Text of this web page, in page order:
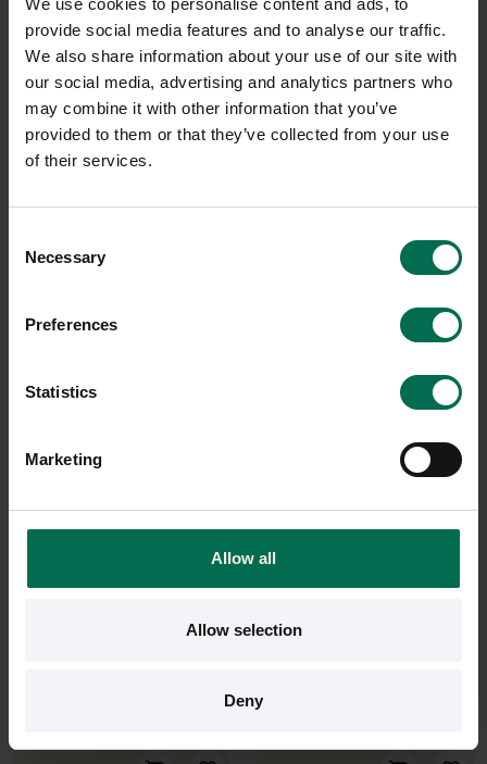
We use cookies to personalise content and ads, to
provide social media features and to analyse our traffic.
We also share information about your use of our site with
our social media, advertising and analytics partners who
may combine it with other information that you’ve
provided to them or that they’ve collected from your use
of their services.
Selection
Necessary
Preferences
Statistics
Marketing
Allow all
Allow selection
Deny
-20%
Mitab
3200 kr
1 i lager
C02